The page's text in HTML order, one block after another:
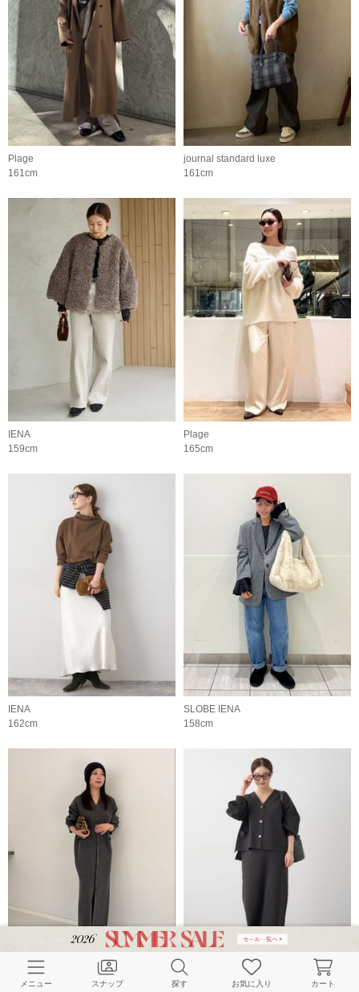
Plage
161cm
journal standard luxe
161cm
IENA
159cm
Plage
165cm
IENA
162cm
SLOBE IENA
158cm
Plage IENA
メニュー スナップ 探す お気に入り カート